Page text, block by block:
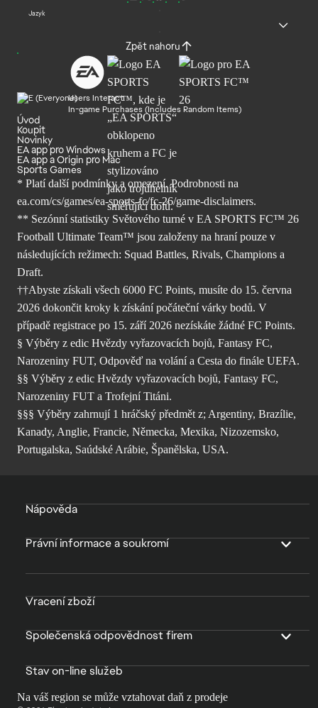
Jazyk
Zpět nahoru
Users Interact
In-game Purchases (Includes Random Items)
Úvod
Koupit
Novinky
EA app pro Windows
EA app a Origin pro Mac
Sports Games
* Platí další podmínky a omezení. Podrobnosti na
ea.com/cs/games/ea-sports-fc/fc-26/game-disclaimers.
** Sezónní statistiky Světového turné v EA SPORTS FC™ 26
Football Ultimate Team™ jsou založeny na hraní pouze v
následujících režimech: Squad Battles, Rivals, Champions a
Draft.
††Abyste získali všech 6000 FC Points, musíte do 15. června
2026 dokončit kroky k získání počáteční várky bodů. V
případě registrace po 15. září 2026 nezískáte žádné FC Points.
§ Výběry z edic Hvězdy vyřazovacích bojů, Fantasy FC,
Narozeniny FUT, Odpověď na volání a Cesta do finále UEFA.
§§ Výběry z edic Hvězdy vyřazovacích bojů, Fantasy FC,
Narozeniny FUT a Trofejní Titáni.
§§§ Výběry zahrnují 1 hráčský předmět z; Argentiny, Brazílie,
Kanady, Anglie, Francie, Německa, Mexika, Nizozemsko,
Portugalska, Saúdské Arábie, Španělska, USA.
Nápověda
Právní informace a soukromí
Vracení zboží
Společenská odpovědnost firem
Stav on-line služeb
Na váš region se může vztahovat daň z prodeje